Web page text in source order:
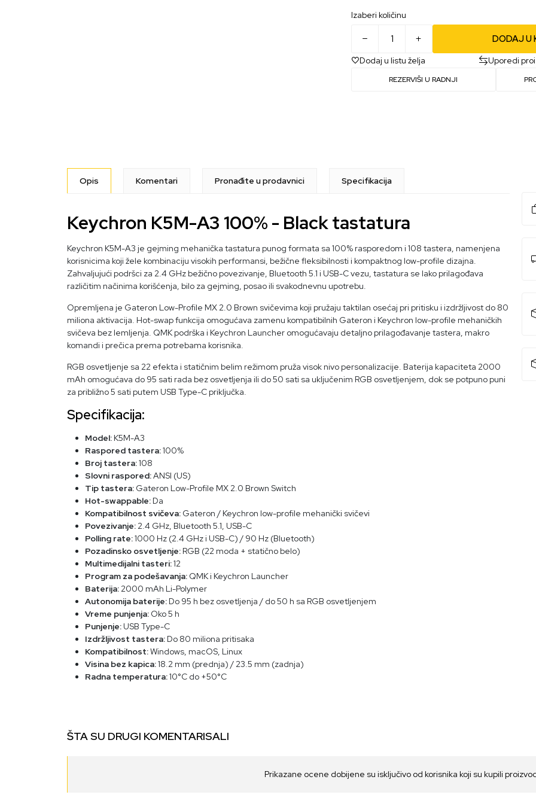
Izaberi količinu
DODAJ U
Dodaj u listu želja Uporedi
REZERVIŠI U RADNJI
Opis Komentari Pronađite u prodavnici Specifikacija
Keychron K5M-A3 100% - Black tastatura
Keychron K5M-A3 je gejming mehanička tastatura punog formata sa 100% rasporedom i 108 tastera, namenjena
korisnicima koji žele kombinaciju visokih performansi, bežične fleksibilnosti i kompaktnog low-profile dizajna.
Zahvaljujući podršci za 2.4 GHz bežično povezivanje, Bluetooth 5.1 i USB-C vezu, tastatura se lako prilagođava
različitim načinima korišćenja, bilo za gejming, posao ili svakodnevnu upotrebu.
Opremljena je Gateron Low-Profile MX 2.0 Brown svičevima koji pružaju taktilan osećaj pri pritisku i izdržljivost do 80
miliona aktivacija. Hot-swap funkcija omogućava zamenu kompatibilnih Gateron i Keychron low-profile mehaničkih
svičeva bez lemljenja. QMK podrška i Keychron Launcher omogućavaju detaljno prilagođavanje tastera, makro
komandi i prečica prema potrebama korisnika.
RGB osvetljenje sa 22 efekta i statičnim belim režimom pruža visok nivo personalizacije. Baterija kapaciteta 2000
mAh omogućava do 95 sati rada bez osvetljenja ili do 50 sati sa uključenim RGB osvetljenjem, dok se potpuno puni
za približno 5 sati putem USB Type-C priključka.
Specifikacija:
Model: K5M-A3
Raspored tastera:100%
Broj tastera:108
Slovni raspored:ANSI (US)
Tip tastera: Gateron Low-Profile MX 2.0 Brown Switch
Hot-swappable: Da
Kompatibilnost svičeva: Gateron / Keychron low-profile mehanički svičevi
Povezivanje: 2.4 GHz, Bluetooth 5.1, USB-C
Polling rate:1000 Hz (2.4 GHz i USB-C) / 90 Hz (Bluetooth)
Pozadinsko osvetljenje: RGB (22 moda + statično belo)
Multimedijalni tasteri:12
Program za podešavanja: QMK i Keychron Launcher
Baterija: 2000 mAh Li-Polymer
Autonomija baterije: Do 95 h bez osvetljenja / do 50 h sa RGB osvetljenjem
Vreme punjenja: Oko 5 h
Punjenje: USB Type-C
Izdržljivost tastera: Do 80 miliona pritisaka
Kompatibilnost:Windows, macOS, Linux
Visina bez kapica:18.2 mm (prednja) / 23.5 mm (zadnja)
Radna temperatura:10°C do +50°C
ŠTA SU DRUGI KOMENTARISALI
Prikazane ocene dobijene su isključivo od korisnika koji su kupili